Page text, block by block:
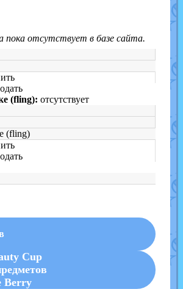
пока отсутствует в базе сайта.
(fling): отсутствует
(fling)
Cup
Berry